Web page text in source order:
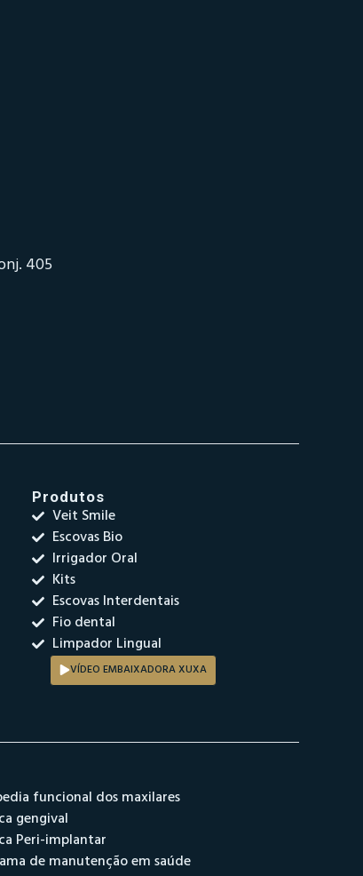
405
Produtos
Veit Smile
Escovas Bio
Irrigador Oral
Kits
Escovas Interdentais
Fio dental
Limpador Lingual
VÍDEO EMBAIXADORA XUXA
funcional dos maxilares
gengival
Peri-implantar
de manutenção em saúde